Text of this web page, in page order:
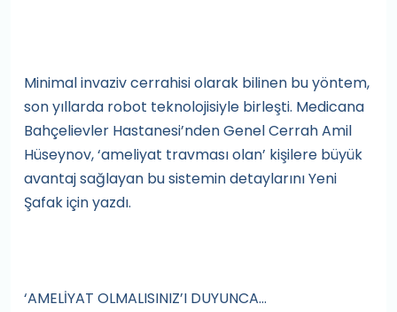
Minimal invaziv cerrahisi olarak bilinen bu yöntem,
son yıllarda robot teknolojisiyle birleşti. Medicana
Bahçelievler Hastanesi’nden Genel Cerrah Amil
Hüseynov, ‘ameliyat travması olan’ kişilere büyük
avantaj sağlayan bu sistemin detaylarını Yeni
Şafak için yazdı.
‘AMELİYAT OLMALISINIZ’I DUYUNCA...